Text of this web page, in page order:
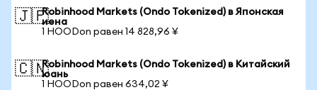
🇯🇵Robinhood Markets (Ondo Tokenized) в Японская
иена
1 HOODon равен 14 828,96 ¥
🇨🇳Robinhood Markets (Ondo Tokenized) в Китайский
юань
1 HOODon равен 634,02 ¥